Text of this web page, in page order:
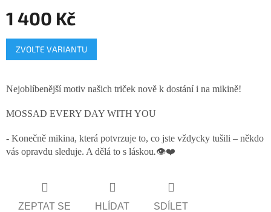
1 400 Kč
Měrná
cena:
ZVOLTE VARIANTU
Nejoblíbenější motiv našich triček nově k dostání i na mikině!
MOSSAD EVERY DAY WITH YOU
- Konečně mikina, která potvrzuje to, co jste vždycky tušili – někdo
vás opravdu sleduje. A dělá to s láskou.👁️❤️
ZEPTAT SE HLÍDAT SDÍLET